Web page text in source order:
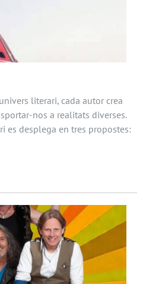
literari, cada autor crea
nos a realitats diverses.
es desplega en tres propostes: